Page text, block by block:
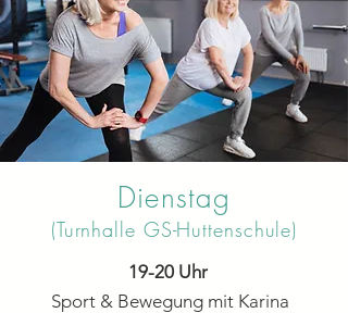
Dienstag
(Turnhalle GS-Huttenschule)
19-20 Uhr
Sport & Bewegung mit Karina